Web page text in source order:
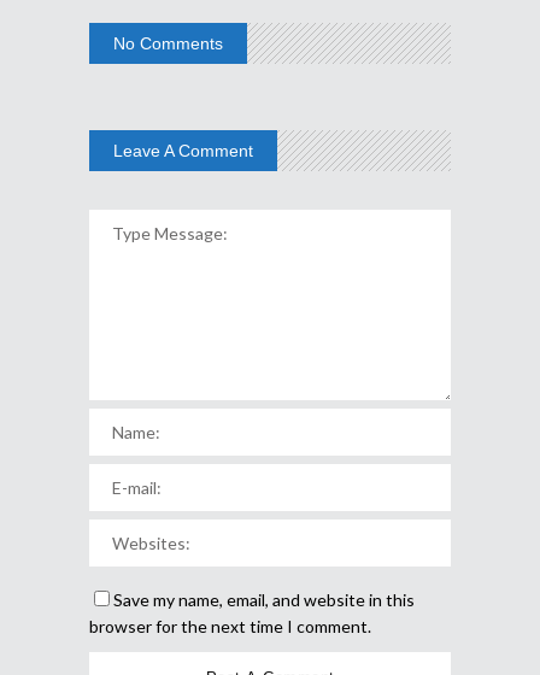
No Comments
Leave A Comment
Save my name, email, and website in this
browser for the next time I comment.